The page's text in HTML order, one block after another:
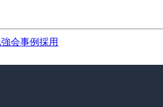
会事例採用